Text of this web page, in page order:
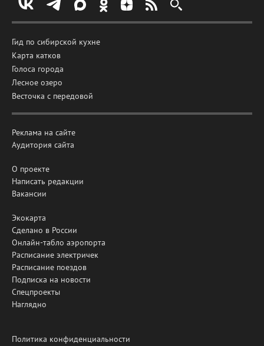
Гид по сибирской кухне
Карта катков
Голоса города
Лесное озеро
Весточка с передовой
Реклама на сайте
Аудитория сайта
О проекте
Написать редакции
Вакансии
Экокарта
Сделано в России
Онлайн-табло аэропорта
Расписание электричек
Расписание поездов
Подписка на новости
Спецпроекты
Наглядно
Политика конфиденциальности